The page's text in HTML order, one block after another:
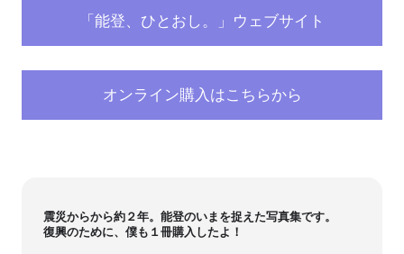
「能登、ひとおし。」ウェブサイト
オンライン購入はこちらから
震災からから約２年。能登のいまを捉えた写真集です。
復興のために、僕も１冊購入したよ！